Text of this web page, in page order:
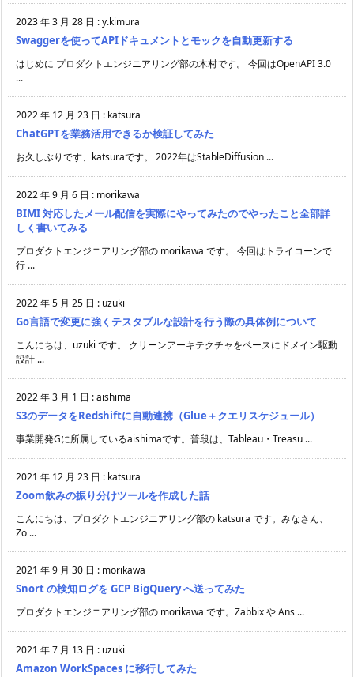
2023 年 3 月 28 日 :y.kimura
Swaggerを使ってAPIドキュメントとモックを自動更新する
はじめに プロダクトエンジニアリング部の木村です。 今回はOpenAPI 3.0
...
2022 年 12 月 23 日 : katsura
ChatGPTを業務活用できるか検証してみた
お久しぶりです、katsuraです。 2022年はStableDiffusion ...
2022 年 9 月 6 日 : morikawa
BIMI 対応したメール配信を実際にやってみたのでやったこと全部詳
しく書いてみる
プロダクトエンジニアリング部の morikawa です。 今回はトライコーンで
行 ...
2022 年 5 月 25 日 : uzuki
Go言語で変更に強くテスタブルな設計を行う際の具体例について
こんにちは、uzuki です。 クリーンアーキテクチャをベースにドメイン駆動
設計 ...
2022 年 3 月 1 日 :aishima
S3のデータをRedshiftに自動連携（Glue＋クエリスケジュール）
事業開発Gに所属しているaishimaです。普段は、Tableau・Treasu ...
2021 年 12 月 23 日 : katsura
Zoom飲みの振り分けツールを作成した話
こんにちは、プロダクトエンジニアリング部の katsura です。みなさん、
Zo ...
2021 年 9 月 30 日 : morikawa
Snort の検知ログを GCP BigQuery へ送ってみた
プロダクトエンジニアリング部の morikawa です。Zabbix や Ans ...
2021 年 7 月 13 日 : uzuki
Amazon WorkSpaces に移行してみた